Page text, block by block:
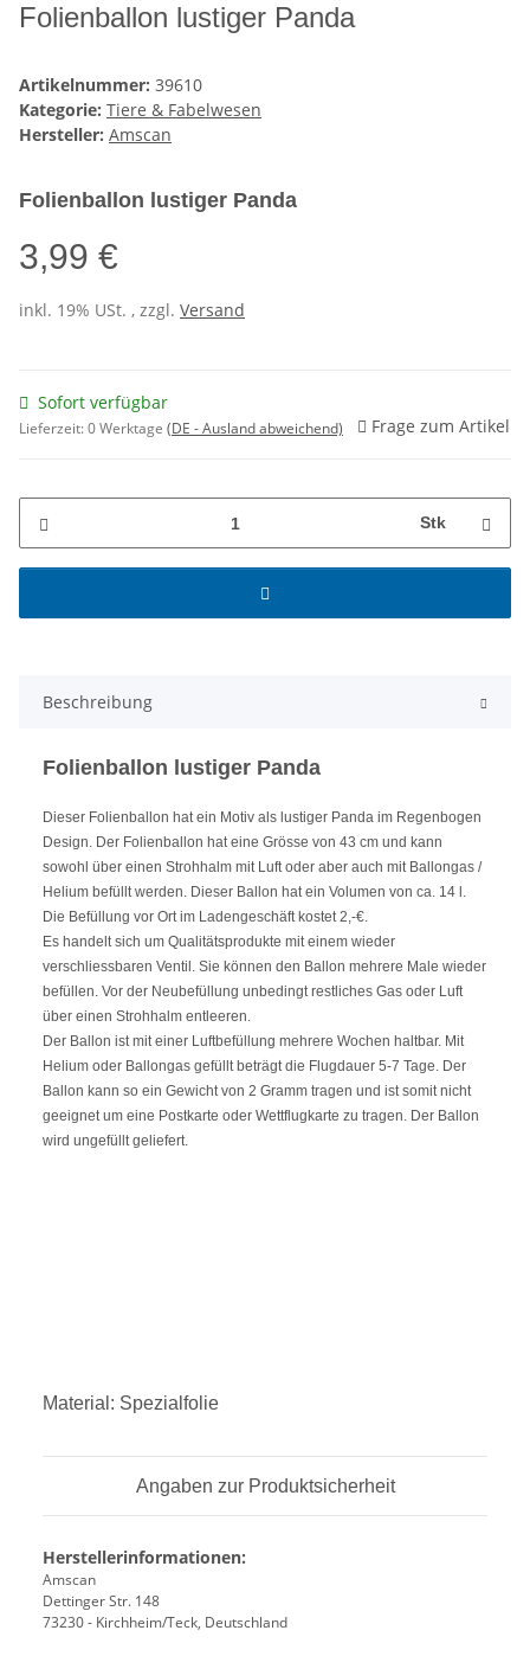
Folienballon lustiger Panda
Artikelnummer: 39610
Kategorie: Tiere & Fabelwesen
Hersteller: Amscan
Folienballon lustiger Panda
3,99 €
inkl. 19% USt. , zzgl. Versand
Sofort verfügbar
Lieferzeit:0 Werktage (DE - Ausland abweichend) Frage zum Artikel
Stk
Beschreibung
Folienballon lustiger Panda
Dieser Folienballon hat ein Motiv als lustiger Panda im Regenbogen
Design. Der Folienballon hat eine Grösse von 43 cm und kann
sowohl über einen Strohhalm mit Luft oder aber auch mit Ballongas /
Helium befüllt werden. Dieser Ballon hat ein Volumen von ca. 14 l.
Die Befüllung vor Ort im Ladengeschäft kostet 2,-€.
Es handelt sich um Qualitätsprodukte mit einem wieder
verschliessbaren Ventil. Sie können den Ballon mehrere Male wieder
befüllen. Vor der Neubefüllung unbedingt restliches Gas oder Luft
über einen Strohhalm entleeren.
Der Ballon ist mit einer Luftbefüllung mehrere Wochen haltbar. Mit
Helium oder Ballongas gefüllt beträgt die Flugdauer 5-7 Tage. Der
Ballon kann so ein Gewicht von 2 Gramm tragen und ist somit nicht
geeignet um eine Postkarte oder Wettflugkarte zu tragen. Der Ballon
wird ungefüllt geliefert.
Material: Spezialfolie
Angaben zur Produktsicherheit
Herstellerinformationen:
Amscan
Dettinger Str. 148
73230 - Kirchheim/Teck, Deutschland